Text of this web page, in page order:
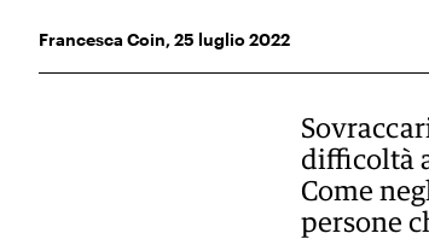
Francesca Coin,25 luglio 2022
difficoltà
Come
persone